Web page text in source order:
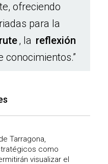
ofreciendo
para la
, la reflexión
conocimientos.”
Tarragona,
como
visualizar el